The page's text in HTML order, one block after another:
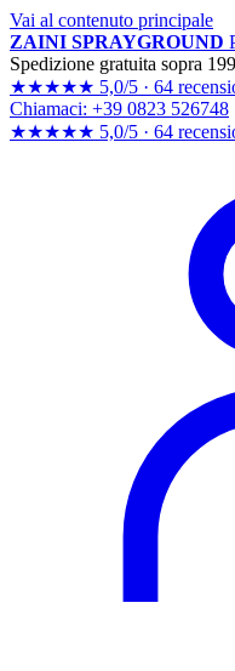
Vai al contenuto principale
ZAINI SPRAYGROUND
Spedizione gratuita sopra
★★★★★ 5,0/5 · 64
Chiamaci: +39 0823 526748
★★★★★ 5,0/5 · 64